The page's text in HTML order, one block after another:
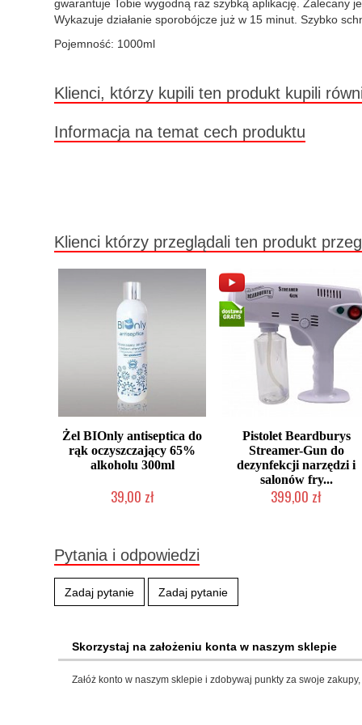
gwarantuje Tobie wygodną raz szybką aplikację. Zalecany
Wykazuje działanie sporobójcze już w 15 minut. Szybko
Pojemność: 1000ml
Klienci, którzy kupili ten produkt kupili
Informacja na temat cech produktu
Klienci którzy przeglądali ten produkt
Żel BIOnly antiseptica do
rąk oczyszczający 65%
alkoholu 300ml
39,00 zł
Pistolet Beardburys
Streamer-Gun do
dezynfekcji narzędzi i
salonów fry...
399,00 zł
Pytania i odpowiedzi
Zadaj pytanie Zadaj pytanie
Skorzystaj na założeniu konta w naszym sklepie
Załóż konto w naszym sklepie i zdobywaj punkty za swoje